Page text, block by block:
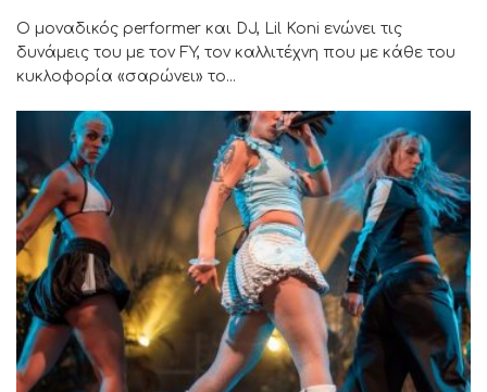
Ο μοναδικός performer και DJ, Lil Koni ενώνει τις
δυνάμεις του με τον FY, τον καλλιτέχνη που με κάθε του
κυκλοφορία «σαρώνει» το...